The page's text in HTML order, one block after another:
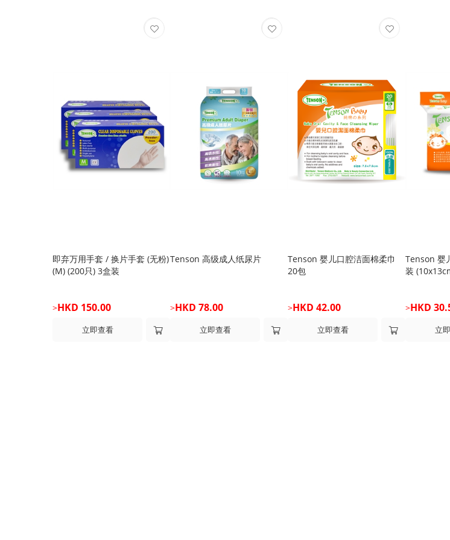
即弃万用手套 / 换片手套 (无粉)
(M) (200只) 3盒装
>HKD 150.00
立即查看
Tenson 高级成人纸尿片
>HKD 78.00
立即查看
Tenson 婴儿口腔洁面棉柔巾
20包
>HKD 42.00
立即查看
Tenson 婴
装
>HKD
立